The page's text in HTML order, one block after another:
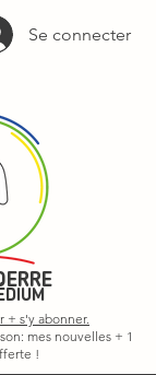
Se connecter
+ s'y abonner.
mes nouvelles + 1
!